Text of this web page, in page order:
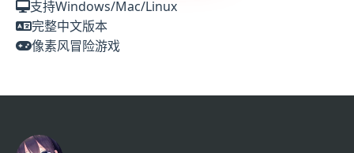
支持Windows/Mac/Linux
完整中文版本
像素风冒险游戏